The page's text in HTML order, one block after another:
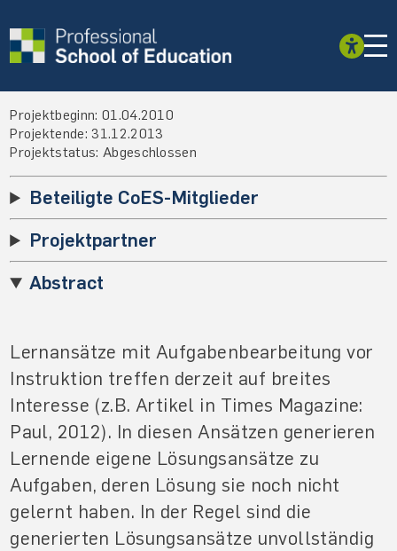
Projektbeginn: 01.04.2010
Projektende: 31.12.2013
Projektstatus: Abgeschlossen
Beteiligte CoES-Mitglieder
Projektpartner
Abstract
Lernansätze mit Aufgabenbearbeitung vor
Instruktion treffen derzeit auf breites
Interesse (z.B. Artikel in Times Magazine:
Paul, 2012). In diesen Ansätzen generieren
Lernende eigene Lösungsansätze zu
Aufgaben, deren Lösung sie noch nicht
gelernt haben. In der Regel sind die
generierten Lösungsansätze unvollständig